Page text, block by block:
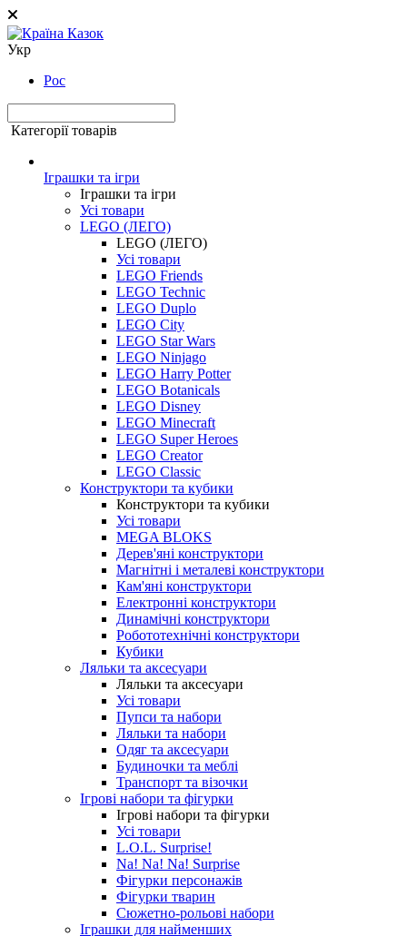
Укр
Рос
Категорії товарів
Іграшки та ігри
Іграшки та ігри
Усі товари
LEGO (ЛЕГО)
LEGO (ЛЕГО)
Усі товари
LEGO Friends
LEGO Technic
LEGO Duplo
LEGO City
LEGO Star Wars
LEGO Ninjago
LEGO Harry Potter
LEGO Botanicals
LEGO Disney
LEGO Minecraft
LEGO Super Heroes
LEGO Creator
LEGO Classic
Конструктори та кубики
Конструктори та кубики
Усі товари
MEGA BLOKS
Дерев'яні конструктори
Магнітні і металеві конструктори
Кам'яні конструктори
Електронні конструктори
Динамічні конструктори
Робототехнічні конструктори
Кубики
Ляльки та аксесуари
Ляльки та аксесуари
Усі товари
Пупси та набори
Ляльки та набори
Одяг та аксесуари
Будиночки та меблі
Транспорт та візочки
Ігрові набори та фігурки
Ігрові набори та фігурки
Усі товари
L.O.L. Surprise!
Na! Na! Na! Surprise
Фігурки персонажів
Фігурки тварин
Сюжетно-рольові набори
Іграшки для найменших